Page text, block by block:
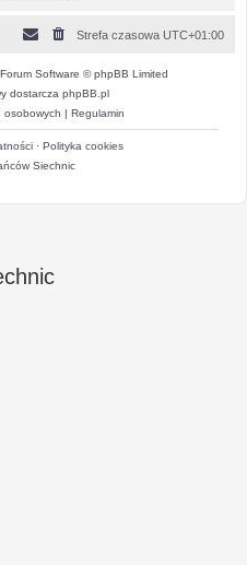
Strefa czasowa UTC+01:00
Software © phpBB Limited
dostarcza phpBB.pl
osobowych | Regulamin
· Polityka cookies
Siechnic